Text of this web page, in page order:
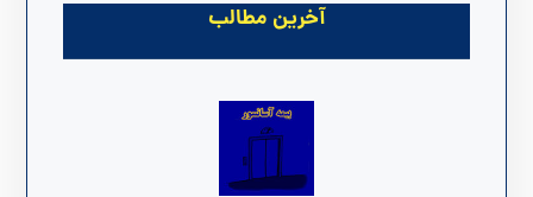
آخرین مطالب